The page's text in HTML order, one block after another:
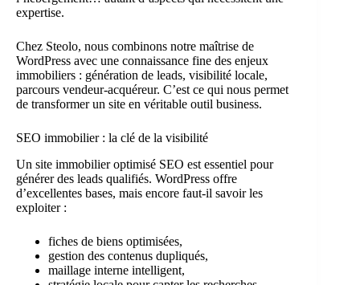
expertise.
Chez Steolo, nous combinons notre maîtrise de
WordPress avec une connaissance fine des enjeux
immobiliers : génération de leads, visibilité locale,
parcours vendeur-acquéreur. C’est ce qui nous permet
de transformer un site en véritable outil business.
SEO immobilier : la clé de la visibilité
Un site immobilier optimisé SEO est essentiel pour
générer des leads qualifiés. WordPress offre
d’excellentes bases, mais encore faut-il savoir les
exploiter :
fiches de biens optimisées,
gestion des contenus dupliqués,
maillage interne intelligent,